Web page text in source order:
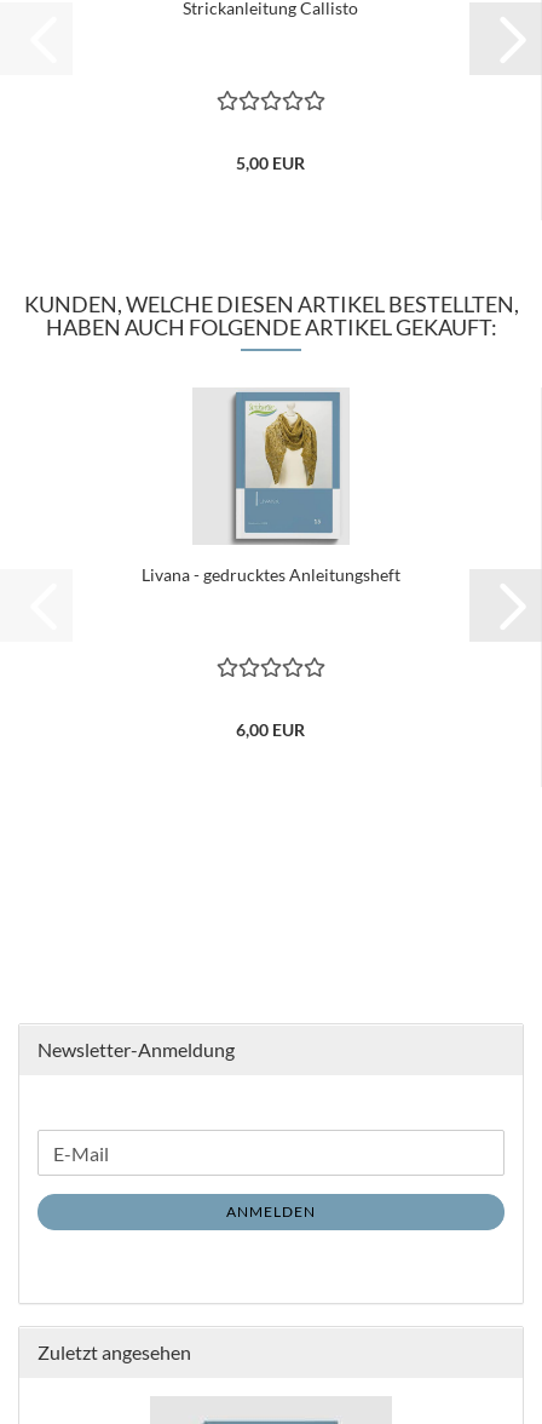
Strickanleitung Callisto
5,00 EUR
KUNDEN, WELCHE DIESEN ARTIKEL BESTELLTEN,
HABEN AUCH FOLGENDE ARTIKEL GEKAUFT:
Livana - gedrucktes Anleitungsheft
6,00 EUR
Newsletter-Anmeldung
ZUR
NEWSLETTER-
ANMELDUNG
E-
Mail
ANMELDEN
Zuletzt angesehen